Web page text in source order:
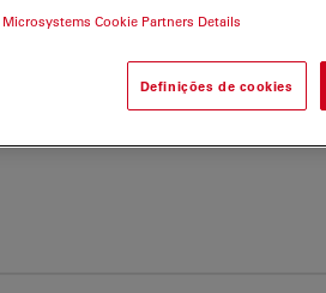
Microsystems Cookie Partners Details
Definições de cookies